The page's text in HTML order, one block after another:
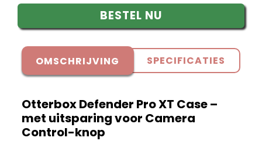
BESTEL NU
OMSCHRIJVING SPECIFICATIES
Otterbox Defender Pro XT Case –
met uitsparing voor Camera
Control-knop